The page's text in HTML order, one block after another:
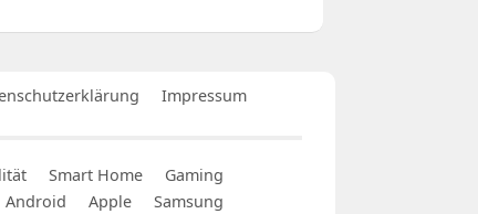
Impressum
Smart Home
Gaming
Android Apple Samsung